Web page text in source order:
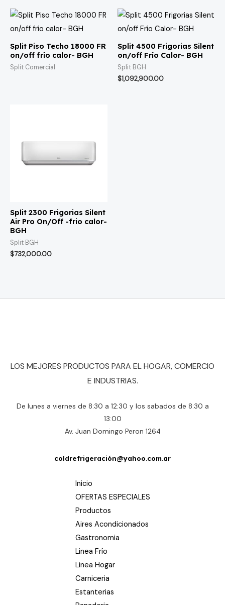
Split Piso Techo 18000 FR
on/off frío calor- BGH
Split Comercial
Split 4500 Frigorias Silent
on/off Frío Calor- BGH
Split BGH
$1,092,900.00
Split 2300 Frigorias Silent
Air Pro On/Off -frio calor-
BGH
Split BGH
$732,000.00
LOS MEJORES PRODUCTOS PARA EL HOGAR, COMERCIO
E INDUSTRIAS.
De lunes a viernes de 8:30 a 12:30 y los sabados de 8:30 a
13:00
Av. Juan Domingo Peron 1264
coldrefrigeración@yahoo.com.ar
Inicio
OFERTAS ESPECIALES
Productos
Aires Acondicionados
Gastronomia
Linea Frío
Linea Hogar
Carniceria
Estanterias